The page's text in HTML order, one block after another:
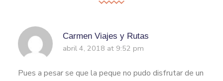
Carmen Viajes y Rutas
abril 4, 2018 at 9:52 pm
Pues a pesar se que la peque no pudo disfrutar de un